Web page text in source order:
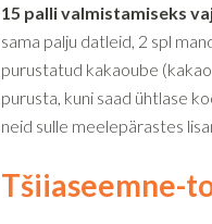
15 palli valmistamiseks
sama palju datleid, 2 spl
purustatud kakaoube
purusta, kuni saad ühtlase
neid sulle meelepärastes
Tšiiaseemne-